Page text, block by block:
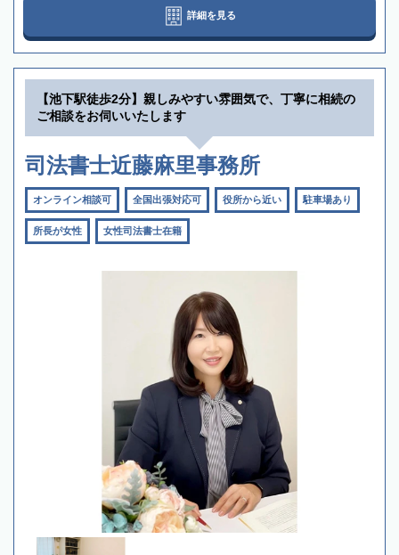
詳細を見る
【池下駅徒歩2分】親しみやすい雰囲気で、丁寧に相続の
ご相談をお伺いいたします
司法書士近藤麻里事務所
オンライン相談可 全国出張対応可 役所から近い 駐車場あり
所長が女性 女性司法書士在籍